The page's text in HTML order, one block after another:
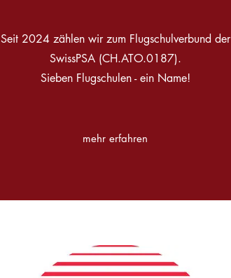
Seit 2024 zählen wir zum Flugschulverbund der
SwissPSA (CH.ATO.0187).
Sieben Flugschulen - ein Name!
mehr erfahren